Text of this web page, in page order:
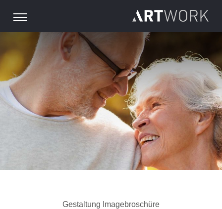
MENU
Gestaltung Imagebroschüre